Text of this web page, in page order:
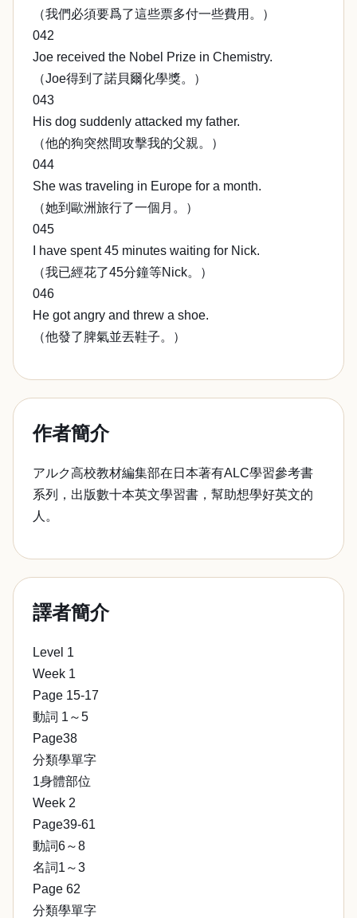
（我們必須要爲了這些票多付一些費用。）
042
Joe received the Nobel Prize in Chemistry.
（Joe得到了諾貝爾化學獎。）
043
His dog suddenly attacked my father.
（他的狗突然間攻擊我的父親。）
044
She was traveling in Europe for a month.
（她到歐洲旅行了一個月。）
045
I have spent 45 minutes waiting for Nick.
（我已經花了45分鐘等Nick。）
046
He got angry and threw a shoe.
（他發了脾氣並丟鞋子。）
作者簡介
アルク高校教材編集部在日本著有ALC學習參考書
系列，出版數十本英文學習書，幫助想學好英文的
人。
譯者簡介
Level 1
Week 1
Page 15-17
動詞 1～5
Page38
分類學單字
1身體部位
Week 2
Page39-61
動詞6～8
名詞1～3
Page 62
分類學單字